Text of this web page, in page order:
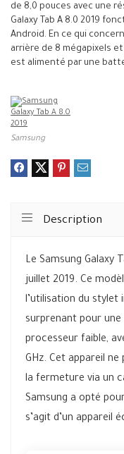
de 8,0 pouces avec une
Galaxy Tab A 8.0 2019
Android. En ce qui
arrière de 8 mégapixels
est alimenté par une
Samsung
Description
Le Samsung Galaxy
juillet 2019. Ce
l’utilisation du stylet
surprenant pour une
processeur faible,
GHz. Cet appareil
la fermeture via un
Samsung a opté
s’agit d’un appareil